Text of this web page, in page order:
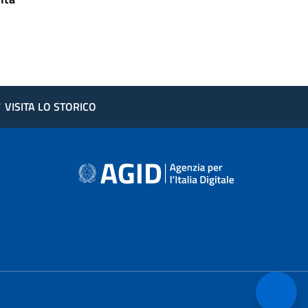
VISITA LO STORICO